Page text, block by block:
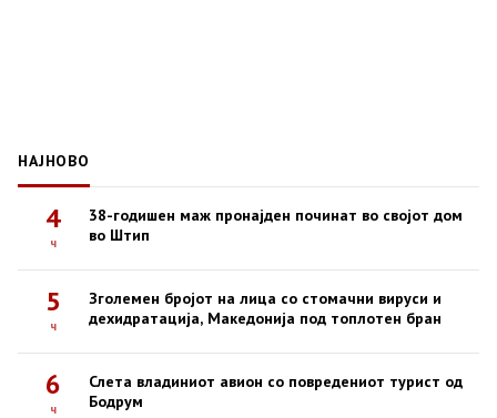
НАЈНОВО
4
ч
38-годишен маж пронајден починат во својот дом
во Штип
5
ч
Зголемен бројот на лица со стомачни вируси и
дехидратација, Македонија под топлотен бран
6
ч
Слета владиниот авион со повредениот турист од
Бодрум